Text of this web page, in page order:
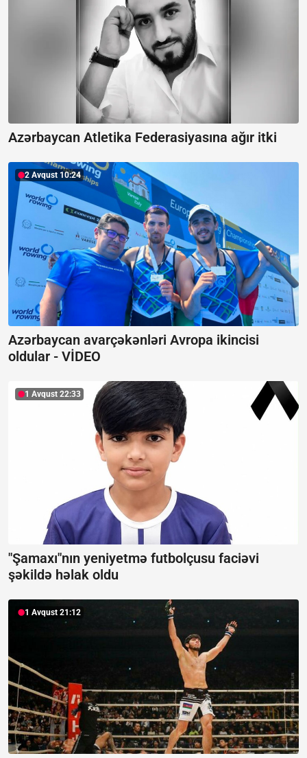
Azərbaycan Atletika Federasiyasına ağır itki
2 Avqust 10:24
Azərbaycan avarçəkənləri Avropa ikincisi
oldular - VİDEO
1 Avqust 22:33
"Şamaxı"nın yeniyetmə futbolçusu faciəvi
şəkildə həlak oldu
1 Avqust 21:12